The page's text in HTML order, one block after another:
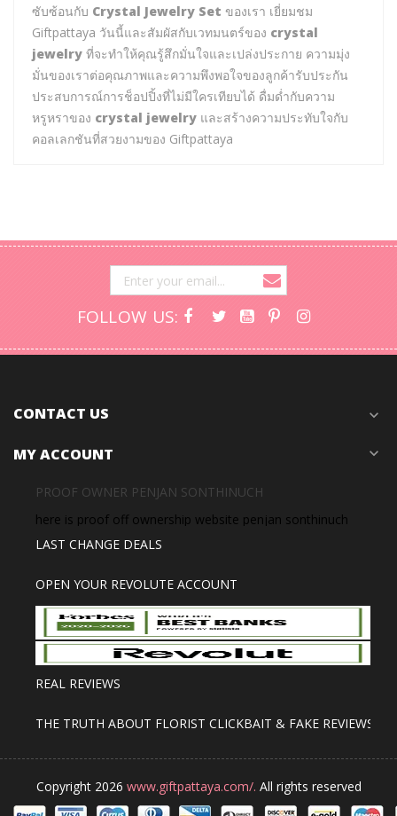
ซับซ้อนกับ Crystal Jewelry Set ของเรา เยี่ยมชม
Giftpattaya วันนี้และสัมผัสกับเวทมนตร์ของ crystal
jewelry ที่จะทำให้คุณรู้สึกมั่นใจและเปล่งประกาย ความมุ่ง
มั่นของเราต่อคุณภาพและความพึงพอใจของลูกค้ารับประกัน
ประสบการณ์การช็อปปิ้งที่ไม่มีใครเทียบได้ ดื่มด่ำกับความ
หรูหราของ crystal jewelry และสร้างความประทับใจกับ
คอลเลกชันที่สวยงามของ Giftpattaya
FOLLOW US:
CONTACT US expand_more
MY ACCOUNT expand_more
PROOF OWNER PENJAN SONTHINUCH
here is proof off ownership website penjan sonthinuch
LAST CHANGE DEALS
OPEN YOUR REVOLUTE ACCOUNT
REAL REVIEWS
THE TRUTH ABOUT FLORIST CLICKBAIT & FAKE REVIEWS
Copyright 2026 www.giftpattaya.com/. All rights reserved